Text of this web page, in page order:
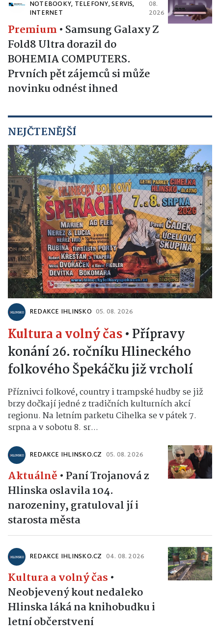
NOTEBOOKY, TELEFONY, SERVIS,
INTERNET
08.
2026
Premium • Samsung Galaxy Z
Fold8 Ultra dorazil do
BOHEMIA COMPUTERS.
Prvních pět zájemců si může
novinku odnést ihned
NEJČTENĚJŠÍ
REDAKCE IHLINSKO 05. 08. 2026
Kultura a volný čas• Přípravy
konání 26. ročníku Hlineckého
folkového Špekáčku již vrcholí
Příznivci folkové, country i trampské hudby se již
brzy dočkají jedné z tradičních kulturních akcí
regionu. Na letním parketu Cihelka se v pátek 7.
srpna a v sobotu 8. sr...
REDAKCE IHLINSKO.CZ 05. 08. 2026
Aktuálně • Paní Trojanová z
Hlinska oslavila 104.
narozeniny, gratuloval jí i
starosta města
REDAKCE IHLINSKO.CZ 04. 08. 2026
Kultura a volný čas •
Neobjevený kout nedaleko
Hlinska láká na knihobudku i
letní občerstvení